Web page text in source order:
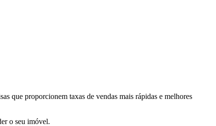
que proporcionem taxas de vendas mais rápidas e melhores
o seu imóvel.